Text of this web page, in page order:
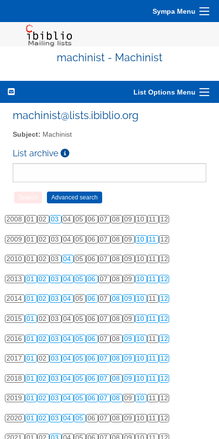
Sympa Menu
machinist - Machinist
List Options Menu
machinist@lists.ibiblio.org
Subject: Machinist
List archive
2008 01 02 03 04 05 06 07 08 09 10 11 12
2009 01 02 03 04 05 06 07 08 09 10 11 12
2010 01 02 03 04 05 06 07 08 09 10 11 12
2013 01 02 03 04 05 06 07 08 09 10 11 12
2014 01 02 03 04 05 06 07 08 09 10 11 12
2015 01 02 03 04 05 06 07 08 09 10 11 12
2016 01 02 03 04 05 06 07 08 09 10 11 12
2017 01 02 03 04 05 06 07 08 09 10 11 12
2018 01 02 03 04 05 06 07 08 09 10 11 12
2019 01 02 03 04 05 06 07 08 09 10 11 12
2020 01 02 03 04 05 06 07 08 09 10 11 12